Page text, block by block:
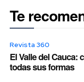
Te
Revista 360
El Valle del Cauca:
todas sus formas